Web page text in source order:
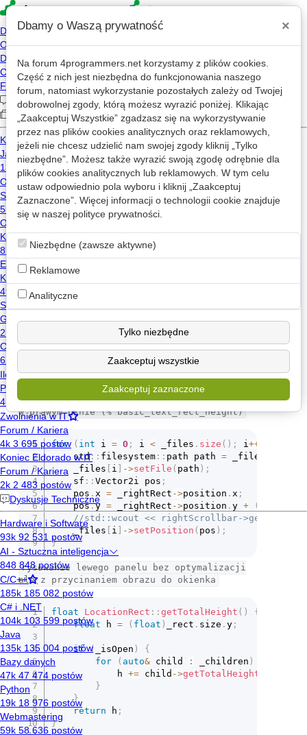
4p » Forum » C/C++
FileDialog - Optymalizacja rekurencyjnie
wypisywanych lokacji plików
tBane OP 2026-06-03 11:15
Cześć. :-)
Napisałem sobie File Dialog. tj okienko do listowania
plików w katalogu. Lista dla plików jest optymalizowana
w ten sposób, że wyświetlanych jest elementów
wysokość_panelu/wysokość_itemu + 1 .
Dzięki temu wyświetlam stałą liczbę itemów dla plików i
sposób lokacje po lewej stronie. Problematyczne jest
otwarte stąd ta rekurencja).
Ma ktoś pomysł jak to optymalizować? :-)
optymalizacja listowania plików i katalogów
w prawym oknie (% basic_text_rect_height)
for ( int i = 0 ; i < _files . size ( ) ; i ++
	std
:: filesystem:: path path = _filesPaths
	_files
[ i ] ->setFile ( path ) ;
	sf
:: Vector2i pos ;
	pos
. x = _rightRect ->position . x ;
	pos
.y = _rightRect ->position . y + (
//std::wcout << rightScrollbar-
	_files
[ i ] ->setPosition ( pos ) ;
}
rysowanie lewego panelu bez optymalizacji
ale z przycinaniem obrazu do okienka
float LocationRect :: getTotalHeight ( )
{
float h = ( float ) _rect . size . y;
if ( _isOpen )
{
for
( auto& child : _children )
			h
+= child ->getTotalHeight
}
}
return h ;
}
Dbamy o Waszą prywatność ×
Na forum 4programmers.net korzystamy z plików cookies.
Część z nich jest niezbędna do funkcjonowania naszego
forum, natomiast wykorzystanie pozostałych zależy od Twojej
dobrowolnej zgody, którą możesz wyrazić poniżej. Klikając
„Zaakceptuj Wszystkie” zgadzasz się na wykorzystywanie
przez nas plików cookies analitycznych oraz reklamowych,
jeżeli nie chcesz udzielić nam swojej zgody kliknij „Tylko
niezbędne”. Możesz także wyrazić swoją zgodę odrębnie dla
plików cookies analitycznych lub reklamowych. W tym celu
ustaw odpowiednio pola wyboru i kliknij „Zaakceptuj
Zaznaczone”. Więcej informacji o technologii cookie znajduje
się w naszej polityce prywatności.
Niezbędne (zawsze aktywne)
Reklamowe
Analityczne
Tylko niezbędne
Zaakceptuj wszystkie
Zaakceptuj zaznaczone